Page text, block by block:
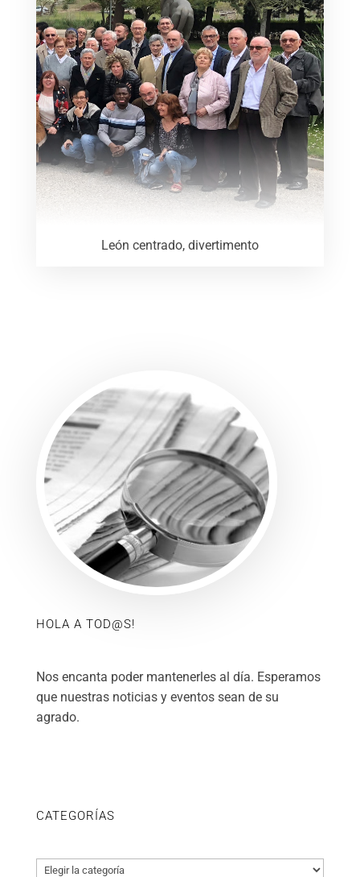
León centrado, divertimento
HOLA A TOD@S!
Nos encanta poder mantenerles al día. Esperamos
que nuestras noticias y eventos sean de su
agrado.
CATEGORÍAS
Categorías